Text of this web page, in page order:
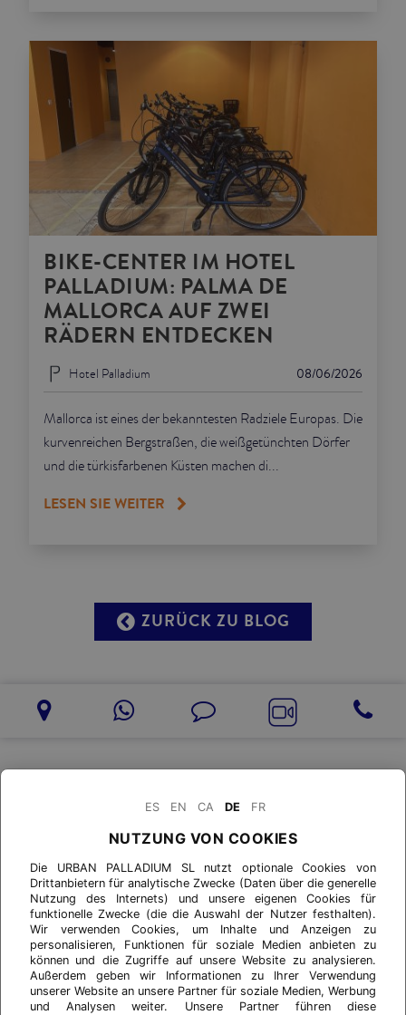
BIKE-CENTER IM HOTEL
PALLADIUM: PALMA DE
MALLORCA AUF ZWEI
RÄDERN ENTDECKEN
08/06/2026
Hotel Palladium
Mallorca ist eines der bekanntesten Radziele Europas. Die
kurvenreichen Bergstraßen, die weißgetünchten Dörfer
und die türkisfarbenen Küsten machen di...
LESEN SIE WEITER
ZURÜCK ZU BLOG
ES EN CA DE FR
NUTZUNG VON COOKIES
Die URBAN PALLADIUM SL nutzt optionale Cookies von
Drittanbietern für analytische Zwecke (Daten über die generelle
Nutzung des Internets) und unsere eigenen Cookies für
funktionelle Zwecke (die die Auswahl der Nutzer festhalten).
Wir verwenden Cookies, um Inhalte und Anzeigen zu
personalisieren, Funktionen für soziale Medien anbieten zu
können und die Zugriffe auf unsere Website zu analysieren.
Außerdem geben wir Informationen zu Ihrer Verwendung
unserer Website an unsere Partner für soziale Medien, Werbung
und Analysen weiter. Unsere Partner führen diese